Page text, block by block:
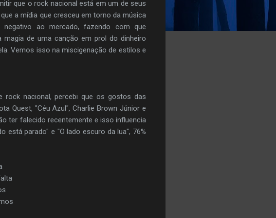
que o rock nacional está em um de seus
a mídia que cresceu em torno da música
negativo ao mercado, fazendo com que
magia de uma canção em prol do dinheiro
Vemos isso na miscigenação de estilos e
rock nacional, percebi que os gostos das
Quest, "Céu Azul", Charlie Brown Júnior e
ter falecido recentemente e isso influencia
está parado" e "O lado escuro da lua", 76%